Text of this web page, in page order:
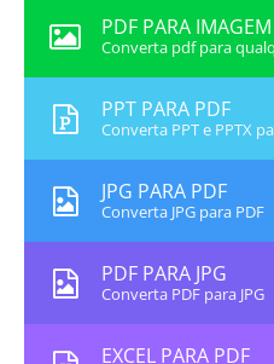
PDF PARA IMAGEM
Converta pdf para
PPT PARA PDF
Converta PPT e PPTX
JPG PARA PDF
Converta JPG para PDF
PDF PARA JPG
Converta PDF para JPG
EXCEL PARA PDF